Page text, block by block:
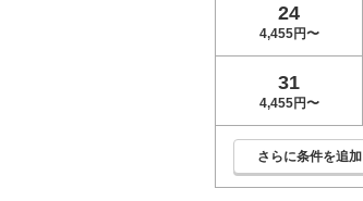
24
4,455円〜
31
4,455円〜
さらに条件を追加